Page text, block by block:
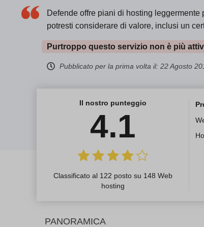
Defende offre piani di hosting
potresti considerare di valore, inclusi un
Purtroppo questo servizio non è più
Pubblicato per la prima volta il: 22 Agosto
Il nostro punteggio
4.1
Classificato al 122 posto su 148 Web
hosting
PANORAMICA